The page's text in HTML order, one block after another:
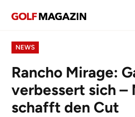
NEWS
Rancho Mirage:
verbessert sich –
schafft den Cut